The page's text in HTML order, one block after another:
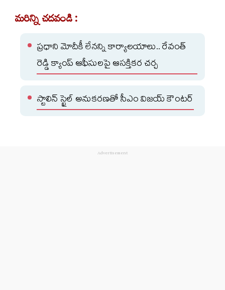
మరిన్ని చదవండి :
ప్రధాని మోదీకీ లేనన్ని కార్యాలయాలు.. రేవంత్‌
రెడ్డి క్యాంప్‌ ఆఫీసులపై ఆసక్తికర చర్చ
స్టాలిన్ స్టైల్ అనుకరణతో సీఎం విజయ్ కౌంటర్